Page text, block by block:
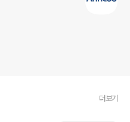
더보기